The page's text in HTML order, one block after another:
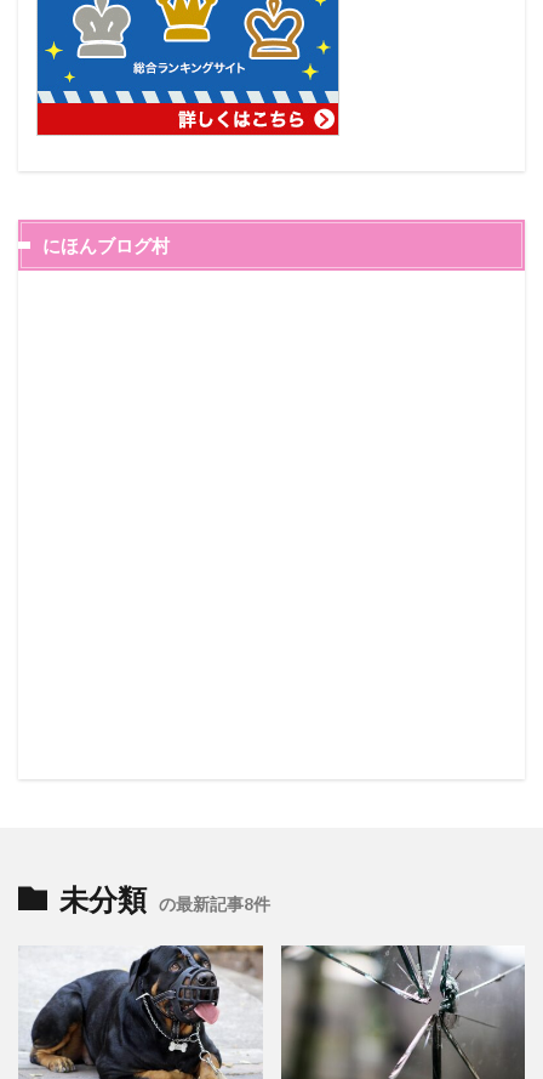
にほんブログ村
未分類 の最新記事8件